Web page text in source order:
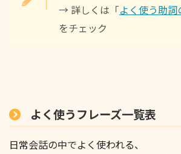
→ 詳しくは「よく使う助
をチェック
よく使うフレーズ一覧表
日常会話の中でよく使われる、